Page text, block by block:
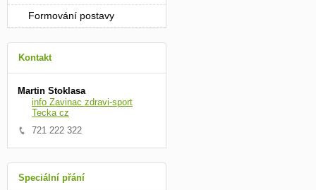
Formování postavy
Kontakt
Martin Stoklasa
info Zavinac zdravi-sport
Tecka cz
721 222 322
Speciální přání